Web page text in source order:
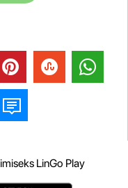
LinGo Play